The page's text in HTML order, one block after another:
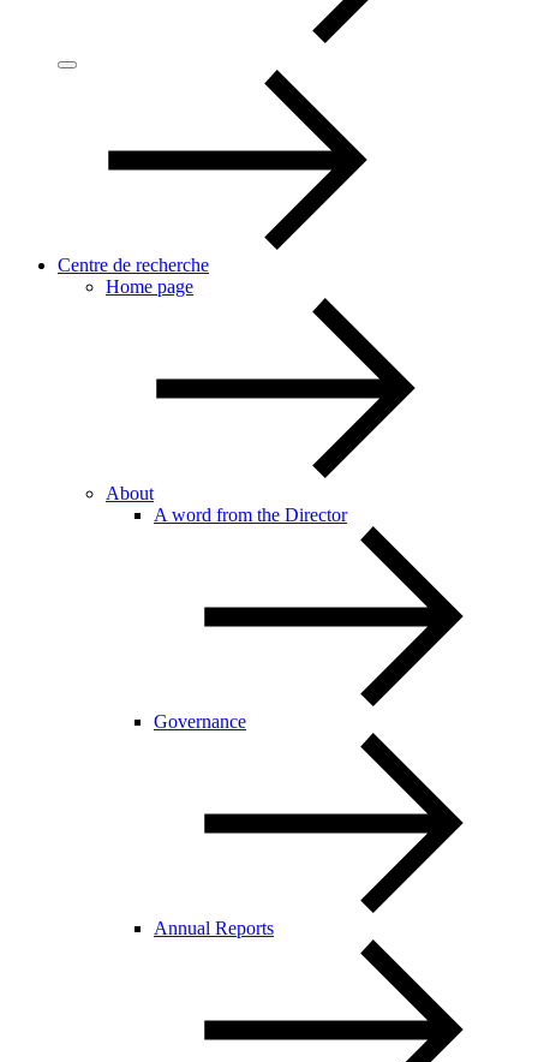
Centre de recherche
Home page
About
A word from the Director
Governance
Annual Reports